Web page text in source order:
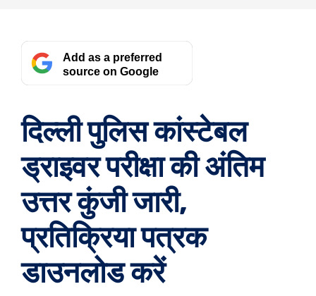
Add as a preferred
source on Google
दिल्ली पुलिस कांस्टेबल
ड्राइवर परीक्षा की अंतिम
उत्तर कुंजी जारी,
प्रतिक्रिया पत्रक
डाउनलोड करें